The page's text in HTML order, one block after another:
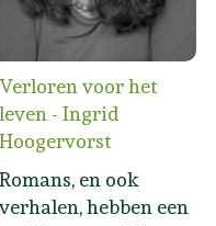
Verloren voor het
leven - Ingrid
Hoogervorst
Romans, en ook
verhalen, hebben een